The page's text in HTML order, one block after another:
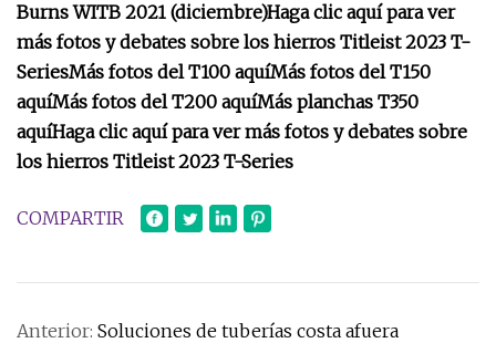
Burns WITB 2021 (diciembre)Haga clic aquí para ver
más fotos y debates sobre los hierros Titleist 2023 T-
SeriesMás fotos del T100 aquíMás fotos del T150
aquíMás fotos del T200 aquíMás planchas T350
aquíHaga clic aquí para ver más fotos y debates sobre
los hierros Titleist 2023 T-Series
COMPARTIR
Anterior: Soluciones de tuberías costa afuera